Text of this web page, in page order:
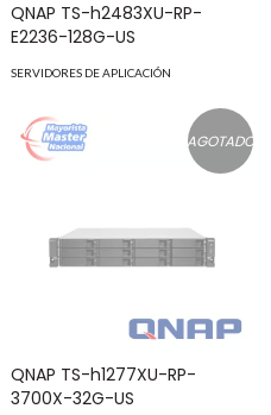
QNAP TS-h2483XU-RP-
E2236-128G-US
SERVIDORES DE APLICACIÓN
AGOTADO
QNAP TS-h1277XU-RP-
3700X-32G-US